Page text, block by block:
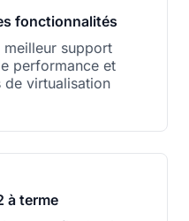
fonctionnalités
meilleur support
performance et
de virtualisation
à terme